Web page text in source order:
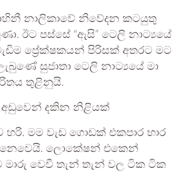
නාලිකාවේ නිවේදන කටයුතු
ඊට පස්සේ “ඇසි” ටෙලි නාට්‍යයේ
ප්‍රේක්ෂකයන් පිරිසක් අතරට මට
සුජාතා ටෙලි නාට්‍යයේ මා
තුළිනුයි.
අඩුවෙන් දකින නිළියක්
හරි. මම වැඩ ගොඩක් එකපාර භාර
ලොකේෂන් එකෙන්
වෙවී තැන් තැන් වල ටික ටික